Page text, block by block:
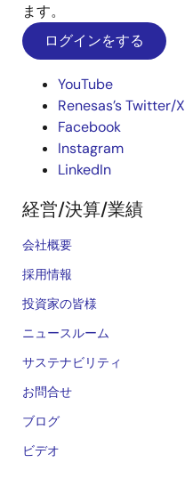
ます。
ログインをする
YouTube
Renesas’s Twitter/X
Facebook
Instagram
LinkedIn
経営/決算/業績
会社概要
採用情報
投資家の皆様
ニュースルーム
サステナビリティ
お問合せ
ブログ
ビデオ